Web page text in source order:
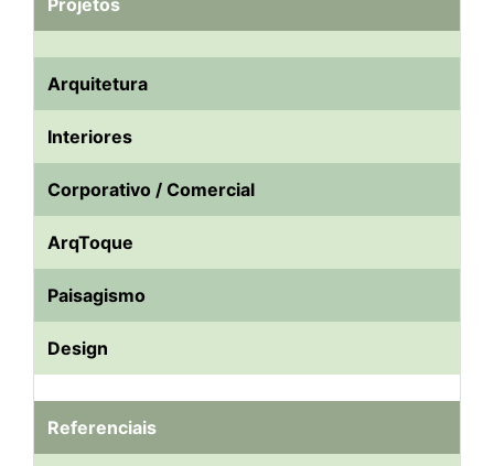
Arquitetura
Interiores
Corporativo / Comercial
ArqToque
Paisagismo
Design
Referenciais